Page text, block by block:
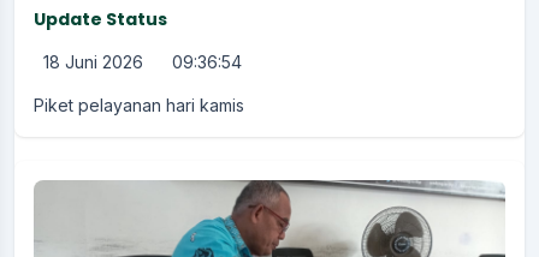
Update Status
18 Juni 2026 09:36:54
Piket pelayanan hari kamis